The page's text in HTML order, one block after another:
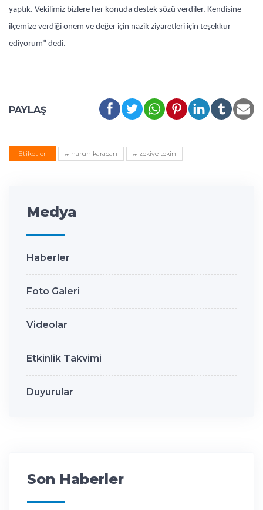
yaptık. Vekilimiz bizlere her konuda destek sözü verdiler. Kendisine
ilçemize verdiği önem ve değer için nazik ziyaretleri için teşekkür
ediyorum” dedi.
PAYLAŞ
Etiketler # harun karacan # zekiye tekin
Medya
Haberler
Foto Galeri
Videolar
Etkinlik Takvimi
Duyurular
Son Haberler